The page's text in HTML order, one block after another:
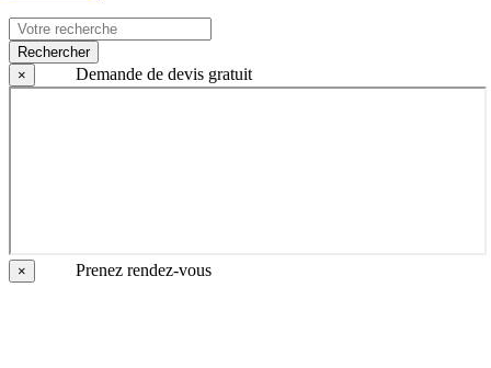
Rechercher
×
Demande de devis gratuit
× Prenez rendez-vous